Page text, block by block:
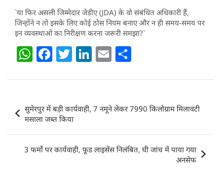
`या फिर असली जिम्मेदार जेडीए (JDA) के वो संबंधित अधिकारी हैं,
जिन्होंने न तो इसके लिए कोई ठोस नियम बनाए और न ही समय-समय पर
इन व्यवस्थाओं का निरीक्षण करना जरूरी समझा?`
W
at
s
A
p
p
F
c
e
b
o
o
T
itt
er
Li
k
e
dI
n
E
ai
l
ar
e
Post
navigation
सुमेरपुर में बड़ी कार्यवाही, 7 नमूने लेकर 7990 किलोग्राम मिलावटी
मसाला जब्त किया
3 फर्मो पर कार्यवाही, फूड लाइसेंस निलंबित, घी जांच में पाया गया
अनसेफ